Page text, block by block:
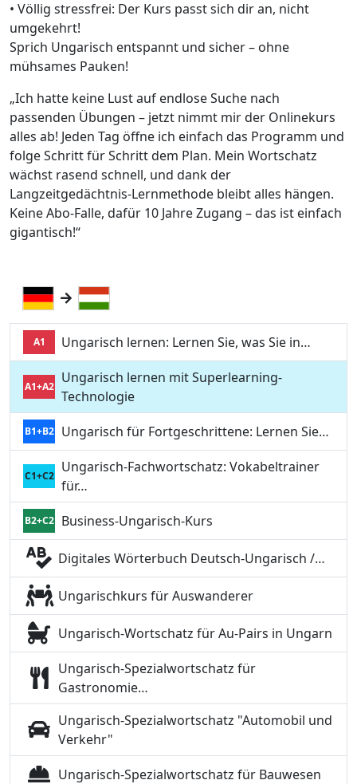
• Völlig stressfrei: Der Kurs passt sich dir an, nicht
umgekehrt!
Sprich Ungarisch entspannt und sicher – ohne
mühsames Pauken!
„Ich hatte keine Lust auf endlose Suche nach
passenden Übungen – jetzt nimmt mir der Onlinekurs
alles ab! Jeden Tag öffne ich einfach das Programm und
folge Schritt für Schritt dem Plan. Mein Wortschatz
wächst rasend schnell, und dank der
Langzeitgedächtnis-Lernmethode bleibt alles hängen.
Keine Abo-Falle, dafür 10 Jahre Zugang – das ist einfach
gigantisch!“
A1 Ungarisch lernen: Lernen Sie, was Sie in…
A1+A2
Ungarisch lernen mit Superlearning-
Technologie
B1+B2 Ungarisch für Fortgeschrittene: Lernen Sie…
C1+C2
Ungarisch-Fachwortschatz: Vokabeltrainer
für…
B2+C2 Business-Ungarisch-Kurs
Digitales Wörterbuch Deutsch-Ungarisch /…
Ungarischkurs für Auswanderer
Ungarisch-Wortschatz für Au-Pairs in Ungarn
Ungarisch-Spezialwortschatz für
Gastronomie…
Ungarisch-Spezialwortschatz "Automobil und
Verkehr"
Ungarisch-Spezialwortschatz für Bauwesen